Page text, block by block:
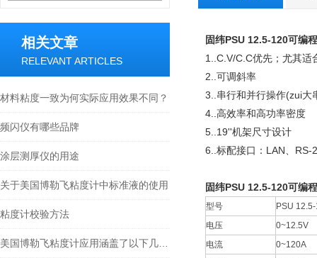
相关文章
RELEVANT ARTICLES
材料粘度一致为何实际应用效果不同？
频闪仪有哪些品牌
涂层测厚仪的用途
关于美国博勒飞粘度计中标准液的使用
粘度计校验方法
固纬PSU 12.5-120可编
1..C.V/C.C优先；尤其适
2..可调斜率
3..串行和并行操作(zui大
4..高效率和高功率密度
5..19''机架尺寸设计
6..标配接口：LAN、RS-
固纬PSU 12.5-120可编
型号
PSU
电压
0~12.5V
电流
0~120A